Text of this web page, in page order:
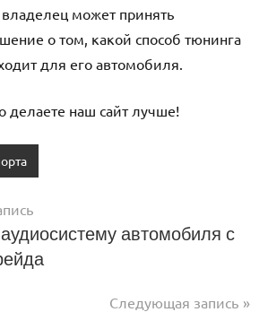
может принять
о том, какой способ тюнинга
для его автомобиля.
делаете наш сайт лучше!
автомобиля с
Следующая запись